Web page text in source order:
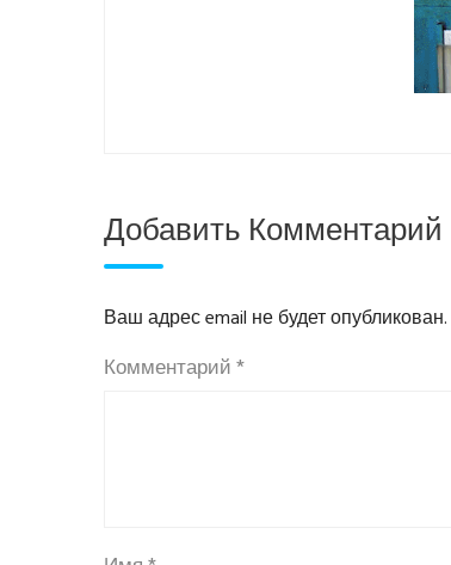
Добавить Комментарий
Ваш адрес email не будет опубликован.
Комментарий*